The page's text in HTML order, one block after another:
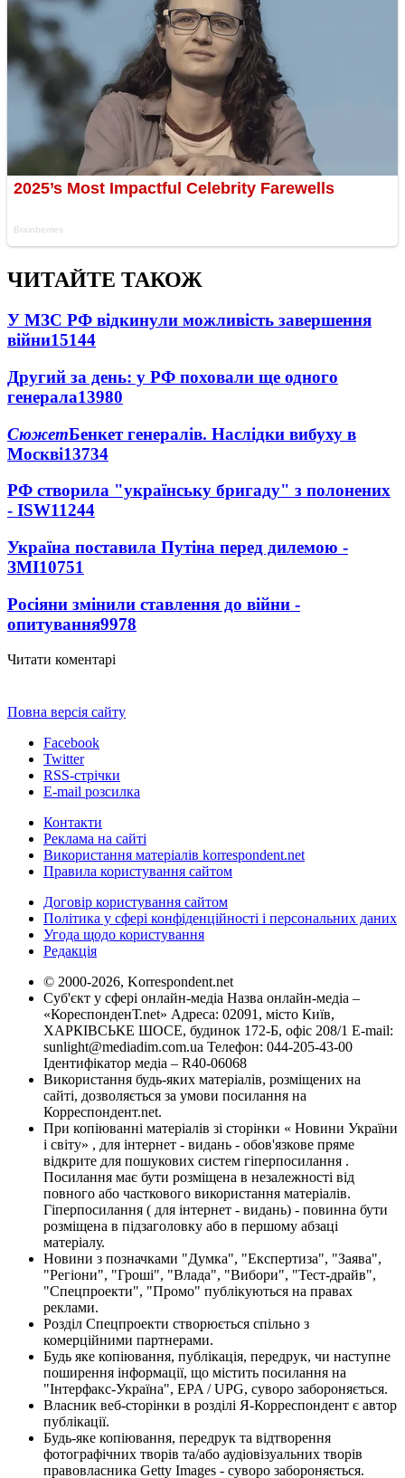
ЧИТАЙТЕ ТАКОЖ
У МЗС РФ відкинули можливість завершення
війни15144
Другий за день: у РФ поховали ще одного
генерала13980
СюжетБенкет генералів. Наслідки вибуху в
Москві13734
РФ створила "українську бригаду" з полонених
- ISW11244
Україна поставила Путіна перед дилемою -
ЗМІ10751
Росіяни змінили ставлення до війни -
опитування9978
Читати коментарі
Повна версія сайту
Facebook
Twitter
RSS-стрічки
E-mail розсилка
Контакти
Реклама на сайті
Використання матеріалів korrespondent.net
Правила користування сайтом
Договір користування сайтом
Політика у сфері конфіденційності і персональних даних
Угода щодо користування
Редакція
© 2000-2026, Korrespondent.net
Суб'єкт у сфері онлайн-медіа Назва онлайн-медіа –
«КореспонденТ.net» Адреса: 02091, місто Київ,
ХАРКІВСЬКЕ ШОСЕ, будинок 172-Б, офіс 208/1 E-mail:
sunlight@mediadim.com.ua Телефон: 044-205-43-00
Ідентифікатор медіа – R40-06068
Використання будь-яких матеріалів, розміщених на
сайті, дозволяється за умови посилання на
Корреспондент.net.
При копіюванні матеріалів зі сторінки « Новини України
і світу» , для інтернет - видань - обов'язкове пряме
відкрите для пошукових систем гіперпосилання .
Посилання має бути розміщена в незалежності від
повного або часткового використання матеріалів.
Гіперпосилання ( для інтернет - видань) - повинна бути
розміщена в підзаголовку або в першому абзаці
матеріалу.
Новини з позначками "Думка", "Експертиза", "Заява",
"Регіони", "Гроші", "Влада", "Вибори", "Тест-драйв",
"Спецпроекти", "Промо" публікуються на правах
реклами.
Розділ Спецпроекти створюється спільно з
комерційними партнерами.
Будь яке копіювання, публікація, передрук, чи наступне
поширення інформації, що містить посилання на
"Інтерфакс-Україна", EPA / UPG, суворо забороняється.
Власник веб-сторінки в розділі Я-Корреспондент є автор
публікації.
Будь-яке копіювання, передрук та відтворення
фотографічних творів та/або аудіовізуальних творів
правовласника Getty Images - суворо забороняється.